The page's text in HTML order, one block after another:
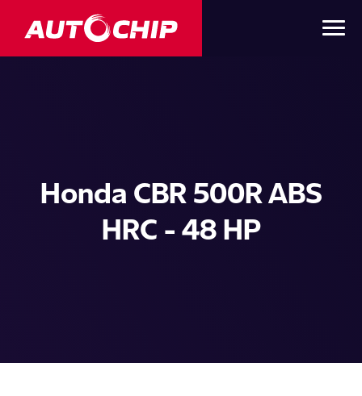
Honda CBR 500R ABS
HRC - 48 HP